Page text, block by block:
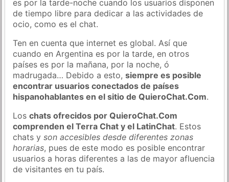
es por la tarde-noche cuando los usuarios disponen
de tiempo libre para dedicar a las actividades de
ocio, como es el chat.
Ten en cuenta que internet es global. Así que
cuando en Argentina es por la tarde, en otros
países es por la mañana, por la noche, ó
madrugada… Debido a esto,siempre es posible
encontrar usuarios conectados de países
hispanohablantes en el sitio de QuieroChat.Com.
Loschats ofrecidos por QuieroChat.Com
comprenden el Terra Chat y el LatinChat. Estos
chats yson accesibles desde diferentes zonas
horarias, pues de este modo es posible encontrar
usuarios a horas diferentes a las de mayor afluencia
de visitantes en tu país.